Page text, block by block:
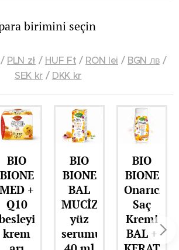
birimini seçin
/ PLN zł / HUF Ft / RON lei / BGN лв /
SEK kr/ DKK kr
BIO
BIONE
MED +
Q10
krem
BIO
BIONE
BAL
MUCİZESİ
yüz
serumu
BIO
BIONE
Onarıcı
Saç
Kremi
BAL +